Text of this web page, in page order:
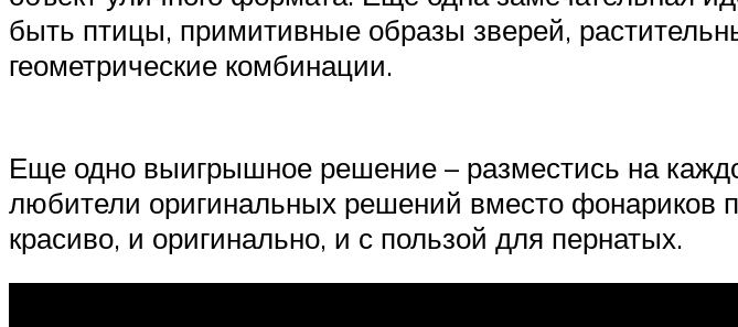
быть птицы, примитивные образы зверей,
геометрические комбинации.
Еще одно выигрышное решение – разместись на
любители оригинальных решений вместо фонариков
красиво, и оригинально, и с пользой для пернатых.